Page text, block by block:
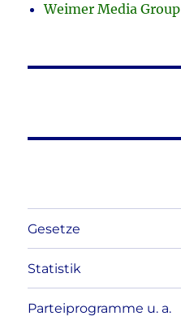
Weimer Media Group
Gesetze
Statistik
Parteiprogramme u. a.